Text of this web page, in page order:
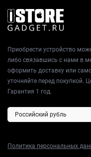
Приобрести устройство
либо связавшись с нами в
оформить доставку или
уточняйте перед покупкой.
Гарантия 1 год.
Политика персональных